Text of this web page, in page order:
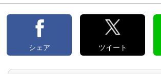
シェア ツイート